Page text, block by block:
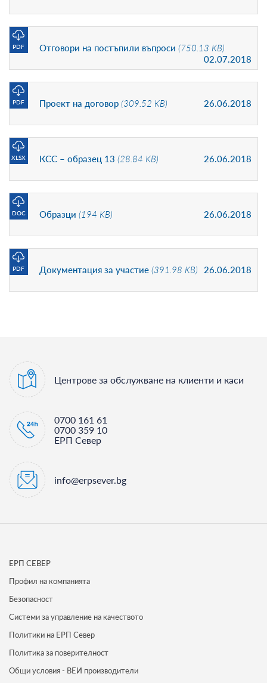
Отговори на постъпили въпроси (750.13 KB)
02.07.2018
PDF
Проект на договор (309.52 KB) 26.06.2018
PDF
КСС – образец 13 (28.84 KB) 26.06.2018
XLSX
Образци (194 KB) 26.06.2018
DOC
Документация за участие (391.98 KB) 26.06.2018
PDF
Центрове за обслужване на клиенти и каси
0700 161 61
0700 359 10
ЕРП Север
info@erpsever.bg
ЕРП СЕВЕР
Профил на компанията
Безопасност
Системи за управление на качеството
Политики на ЕРП Север
Политика за поверителност
Общи условия - ВЕИ производители